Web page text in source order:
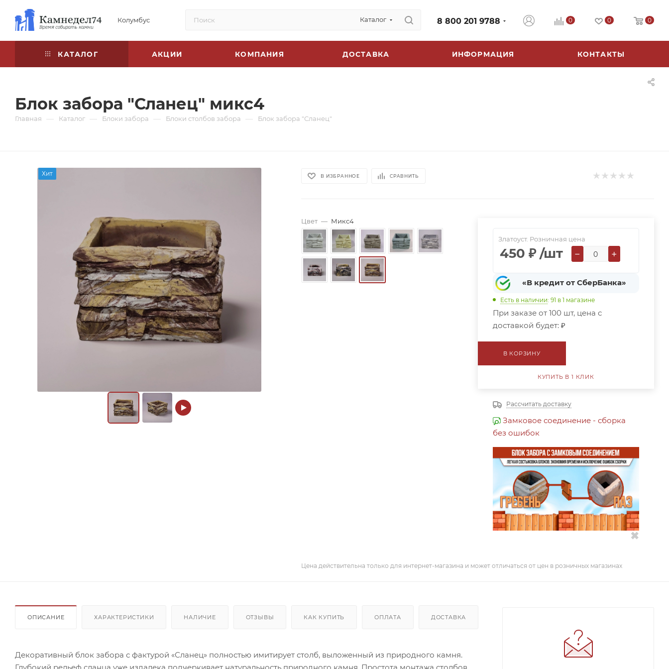
Колумбус Каталог 8 800 201 9788 0 0 0
КАТАЛОГ АКЦИИ КОМПАНИЯ ДОСТАВКА ИНФОРМАЦИЯ КОНТАКТЫ
Блок забора "Сланец" микс4
Главная — Каталог — Блоки забора — Блоки столбов забора — Блок забора "Сланец"
Хит В ИЗБРАННОЕ СРАВНИТЬ
Цвет — Микс4
Златоуст. Розничная цена
450 ₽ /шт − +
«В кредит от СберБанка»
Есть в наличии: 91 в 1 магазине
При заказе от 100 шт, цена с
доставкой будет: ₽
В КОРЗИНУ
КУПИТЬ В 1 КЛИК
Рассчитать доставку
Замковое соединение - сборка
без ошибок
✖
Цена действительна только для интернет-магазина и может отличаться от цен в розничных магазинах
ОПИСАНИЕ ХАРАКТЕРИСТИКИ НАЛИЧИЕ ОТЗЫВЫ КАК КУПИТЬ ОПЛАТА ДОСТАВКА
Декоративный блок забора с фактурой «Сланец» полностью имитирует столб, выложенный из природного камня.